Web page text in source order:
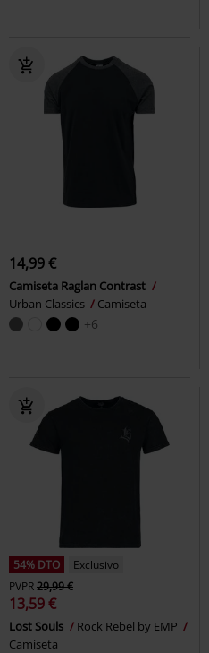
14,99 €
Camiseta Raglan Contrast
Urban Classics
Camiseta
+6
54% DTO
Exclusivo
PVPR29,99 €
13,59 €
Lost Souls
Rock Rebel by EMP
Camiseta